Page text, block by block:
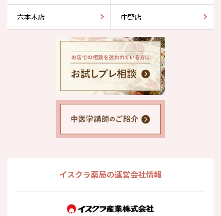
六本木店 中野店
イスクラ薬局の運営会社情報